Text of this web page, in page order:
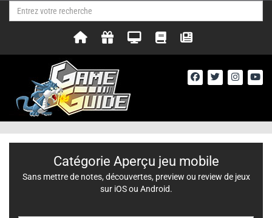
Catégorie Aperçu jeu mobile
Sans mettre de notes, découvertes, preview ou review de jeux
sur iOS ou Android.